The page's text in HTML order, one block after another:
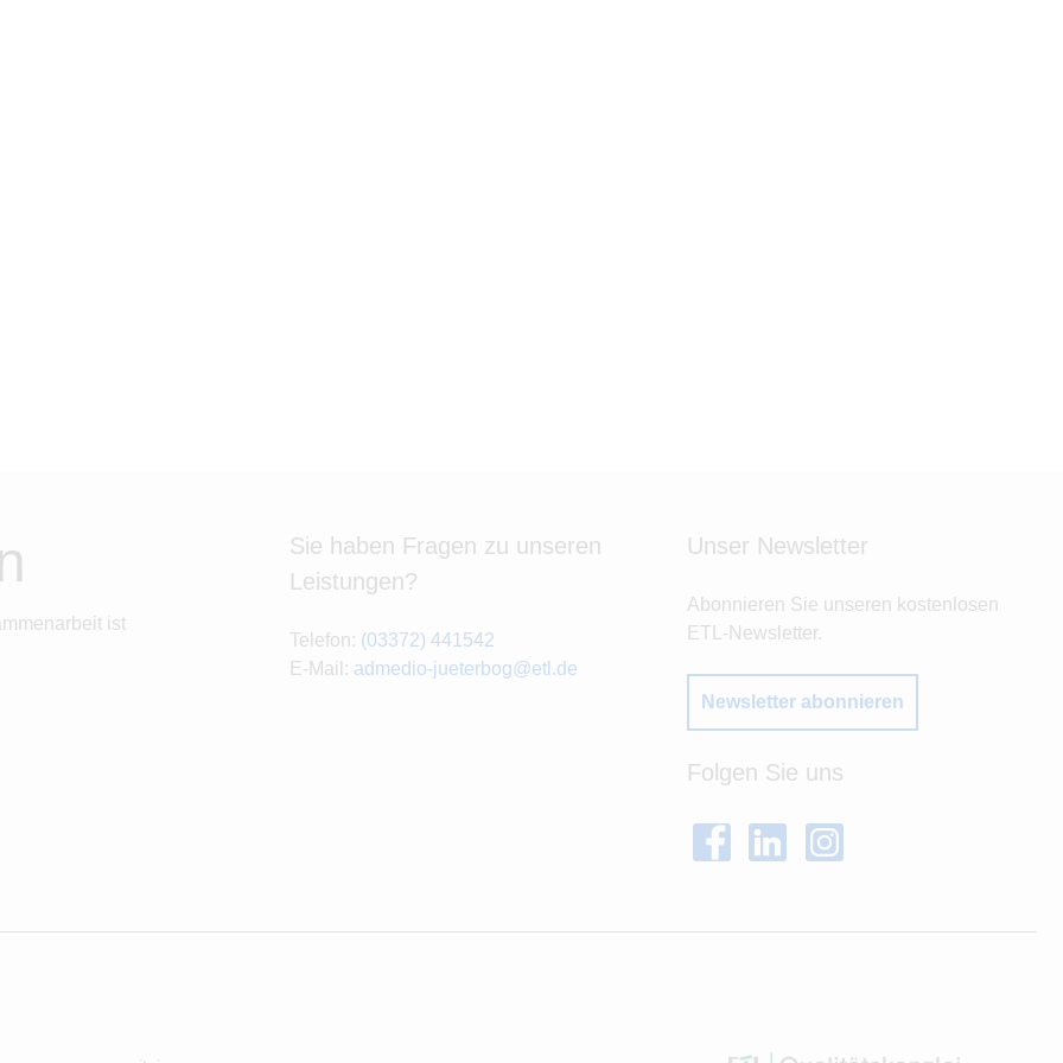
ist
Sie haben Fragen zu unseren
Leistungen?
Telefon: (03372) 441542
E-Mail: admedio-jueterbog@etl.de
Unser Newsletter
Abonnieren Sie unseren kostenlosen
ETL-Newsletter.
Newsletter abonnieren
Folgen Sie uns